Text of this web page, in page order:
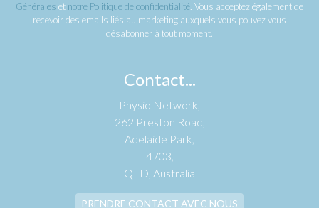
Générales et notre Politique de confidentialité . Vous acceptez également de
recevoir des emails liés au marketing auxquels vous pouvez vous
désabonner à tout moment.
Contact...
Physio Network,
262 Preston Road,
Adelaide Park,
4703,
QLD, Australia
PRENDRE CONTACT AVEC NOUS